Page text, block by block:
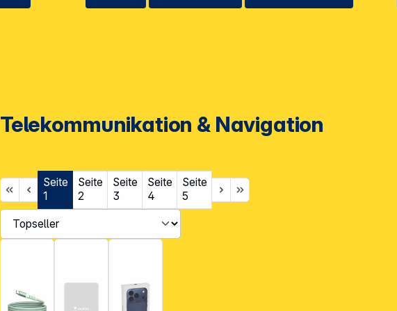
Telekommunikation & Navigation
Seite
1
Seite
2
Seite
3
Seite
4
Seite
5